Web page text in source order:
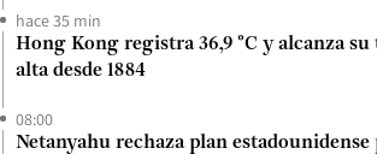
hace 35 min
Hong Kong registra 36,9 °C y alcanza
alta desde 1884
08:00
Netanyahu rechaza plan estadounidense